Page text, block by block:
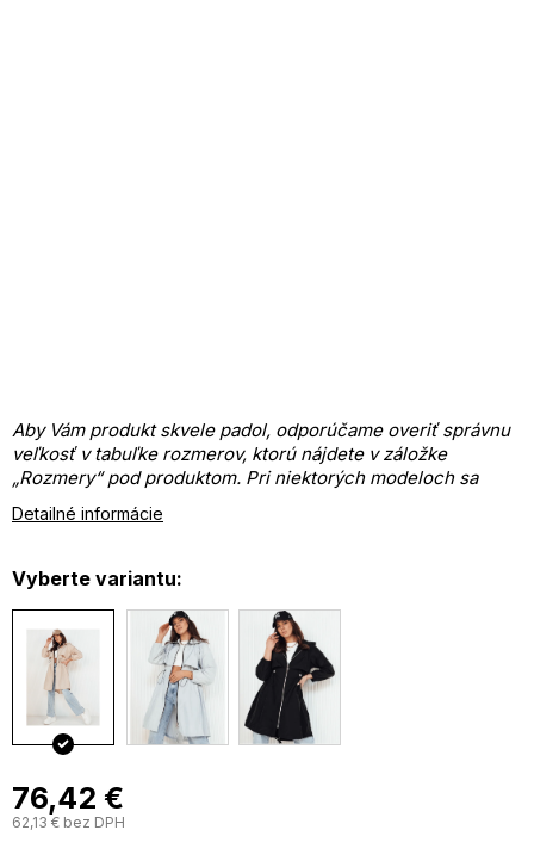
76,42 €
62,13 € bez DPH
Aby Vám produkt skvele padol, odporúčame overiť správnu
veľkosť v tabuľke rozmerov, ktorú nájdete v záložke
„Rozmery“ pod produktom. Pri niektorých modeloch sa
číslovanie môže líšiť.
dlhý strih
v páse šnúrky na sťahovanie
kapucňa
uni veľkosť
Detailné informácie
Vyberte variantu: